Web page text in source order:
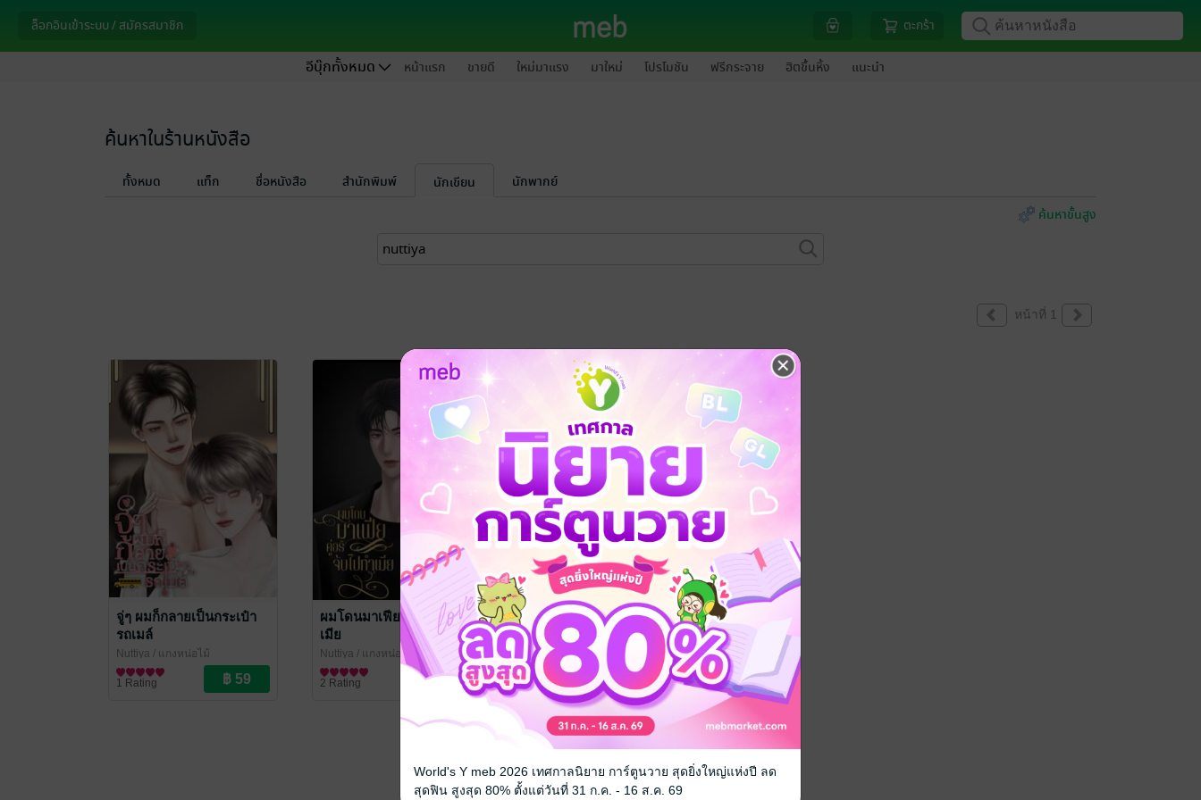
ล็อกอินเข้าระบบ / สมัครสมาชิก ตะกร้า
อีบุ๊กทั้งหมด หน้าแรก ขายดี ใหม่มาแรง มาใหม่ โปรโมชัน ฟรีกระจาย ฮิตขึ้นหิ้ง แนะนำ
ค้นหาในร้านหนังสือ
ทั้งหมด แท็ก ชื่อหนังสือ สำนักพิมพ์ นักเขียน
นักพากย์
ค้นหาขั้นสูง
หน้าที่ 1
จู่ๆ ผมก็กลายเป็นกระเป๋า
รถเมล์
Nuttiya / แกงหน่อไม้​
นิยายวาย Boy Love / Yaoi
1 Rating
ผมโดนมาเฟียคู่อริจับไปทำ
เมีย
Nuttiya / แกงหน่อไม้​
นิยายวาย Boy Love / Yaoi
2 Rating
หน้าที่ 1
World's Y meb 2026 เทศกาลนิยาย การ์ตูนวาย สุดยิ่งใหญ่แห่งปี ลด
สุดฟิน สูงสุด 80% ตั้งแต่วันที่ 31 ก.ค. - 16 ส.ค. 69